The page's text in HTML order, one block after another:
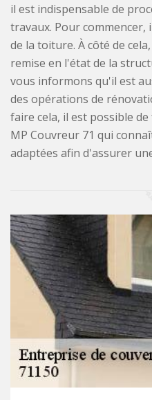
il est indispensable de
travaux. Pour
de la toiture. À côté de
remise en l'état de la
vous informons qu'il est
des opérations de
faire cela, il est possible
MP Couvreur 71 qui
adaptées afin d'assurer